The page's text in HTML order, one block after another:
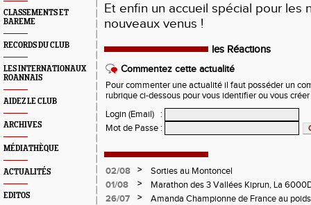
CLASSEMENTS ET
BAREME
RECORDS DU CLUB
LES INTERNATIONAUX
ROANNAIS
AIDEZ LE CLUB
ARCHIVES
MÉDIATHÈQUE
ACTUALITÉS
EDITOS
Et enfin un accueil spécial pour les
nouveaux venus !
les Réactions
Commentez cette actualité
Pour commenter une actualité il faut posséder un
rubrique ci-dessous pour vous identifier ou vous
Login (Email)
:
Mot de Passe :
02/08 >
Sorties au Montoncel
01/08
>
Marathon des 3 Vallées Kiprun, La
Verticale d'Orcières, St Augustin
26/07 >
Amanda Championne de France au poids